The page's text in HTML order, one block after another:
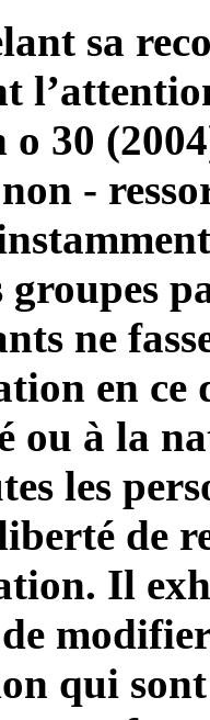
sa
o 30
‑
groupes
ne
en ce
ou à la
les
de
Il
qui